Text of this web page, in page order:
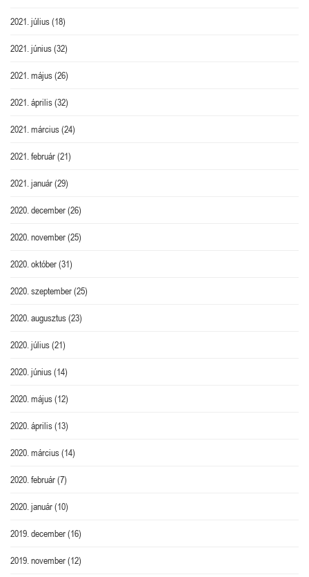
2021. július(18)
2021. június(32)
2021. május(26)
2021. április(32)
2021. március(24)
2021. február(21)
2021. január(29)
2020. december(26)
2020. november(25)
2020. október(31)
2020. szeptember(25)
2020. augusztus(23)
2020. július(21)
2020. június(14)
2020. május(12)
2020. április(13)
2020. március(14)
2020. február(7)
2020. január(10)
2019. december(16)
2019. november(12)